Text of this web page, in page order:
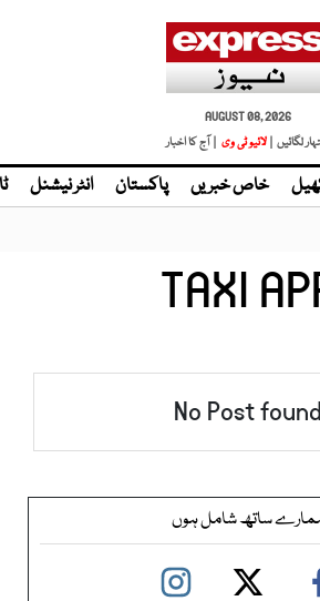
AUGUST 08, 2026
لگائیں | لائیو ٹی وی | آج کا اخبار
خاص خبریں پاکستان انٹر نیشنل
TAXI
No Post found
ساتھ شامل ہوں